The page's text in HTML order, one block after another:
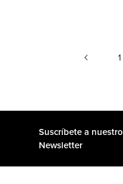
1
Suscríbete a nuestro
Newsletter